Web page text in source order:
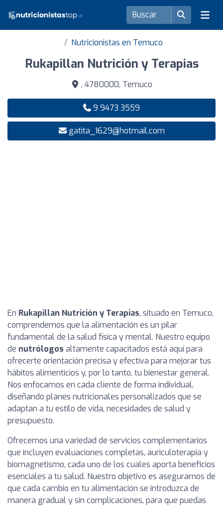
Nutricionistas en Temuco
Rukapillan Nutrición y Terapias
, 4780000, Temuco
9 9473 3559
gatita_1629@hotmail.com
En Rukapillan Nutrición y Terapias, situado en Temuco,
comprendemos que la alimentación es un pilar
fundamental de la salud física y mental. Nuestro equipo
de nutrólogos altamente capacitados está aquí para
ofrecerte orientación precisa y efectiva para mejorar tus
hábitos alimenticios y, por lo tanto, tu bienestar general.
Nos enfocamos en cada cliente de forma individual,
diseñando planes nutricionales personalizados que se
adaptan a tu estilo de vida, necesidades de salud y
presupuesto.
Ofrecemos una variedad de servicios complementarios
que incluyen evaluaciones completas, auriculoterapia y
biomagnetismo, cada uno de los cuales aporta beneficios
esenciales a tu salud. Nuestro objetivo es asegurarnos de
que cada cambio en tu alimentación se introduzca de
manera gradual y sin complicaciones, para que puedas